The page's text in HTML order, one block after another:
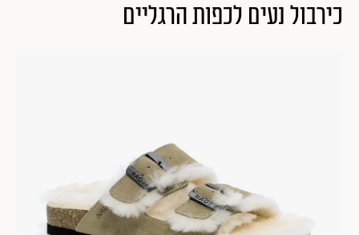
כירבול נעים לכפות הרגליים